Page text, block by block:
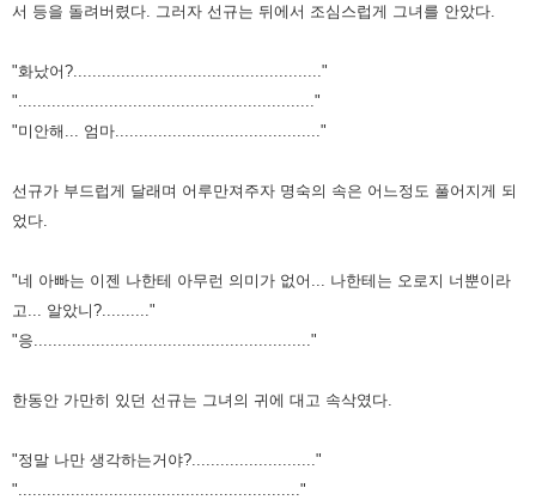
서 등을 돌려버렸다. 그러자 선규는 뒤에서 조심스럽게 그녀를 안았다.
"화났어?...................................................."
".............................................................."
"미안해... 엄마..........................................."
선규가 부드럽게 달래며 어루만져주자 명숙의 속은 어느정도 풀어지게 되
었다.
"네 아빠는 이젠 나한테 아무런 의미가 없어... 나한테는 오로지 너뿐이라
고... 알았니?.........."
"응.........................................................."
한동안 가만히 있던 선규는 그녀의 귀에 대고 속삭였다.
"정말 나만 생각하는거야?.........................."
"..........................................................."